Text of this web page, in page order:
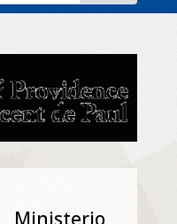
Ministerio